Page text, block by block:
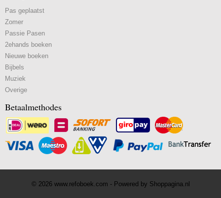
Pas geplaatst
Zomer
Passie Pasen
2ehands boeken
Nieuwe boeken
Bijbels
Muziek
Overige
Betaalmethodes
© 2026 www.refoboek.com - Powered by Shoppagina.nl